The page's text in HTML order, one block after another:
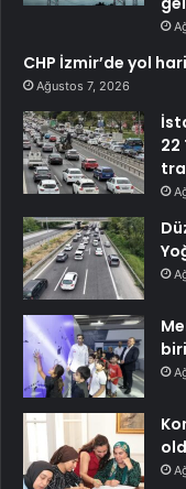
CHP İzmir’de yol
Ağustos 7, 2026
22